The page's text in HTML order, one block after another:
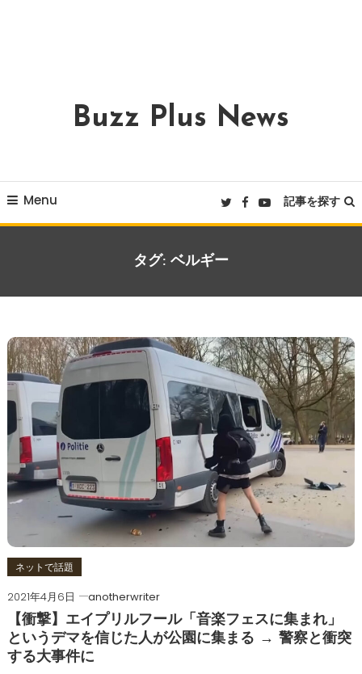
Buzz Plus News
Menu 記事を探す
タグ: ベルギー
ネットで話題
2021年4月6日
anotherwriter
【衝撃】エイプリルフール「音楽フェスに集まれ」
というデマを信じた人が公園に集まる → 警察と衝突
する大事件に